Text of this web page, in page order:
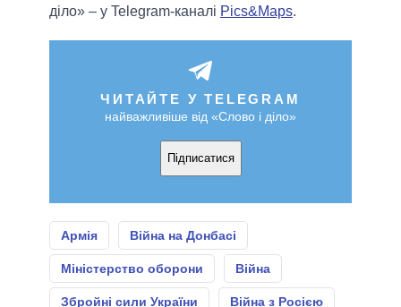
діло» – у Telegram-каналі Pics&Maps.
ЧИТАЙТЕ У TELEGRAM
найважливіше від «Слово і діло»
Підписатися
Армія Війна на Донбасі
Міністерство оборони Війна
Збройні сили України Війна з Росією